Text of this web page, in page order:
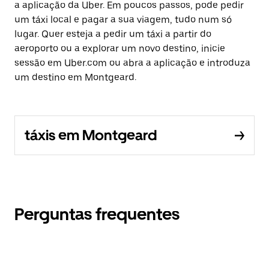
a aplicação da Uber. Em poucos passos, pode pedir
um táxi local e pagar a sua viagem, tudo num só
lugar. Quer esteja a pedir um táxi a partir do
aeroporto ou a explorar um novo destino, inicie
sessão em Uber.com ou abra a aplicação e introduza
um destino em Montgeard.
táxis em Montgeard
Perguntas frequentes